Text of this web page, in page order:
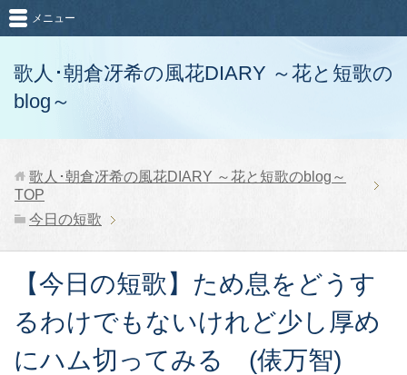
歌人･朝倉冴希の風花DIARY ～花と短歌の
blog～
メニュー
歌人･朝倉冴希の風花DIARY ～花と短歌のblog～
TOP
今日の短歌
【今日の短歌】ため息をどうす
るわけでもないけれど少し厚め
にハム切ってみる (俵万智)